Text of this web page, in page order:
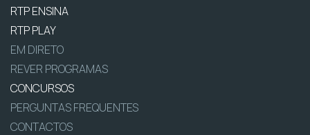
RTP ENSINA
RTP PLAY
EM DIRETO
REVER PROGRAMAS
CONCURSOS
PERGUNTAS FREQUENTES
CONTACTOS